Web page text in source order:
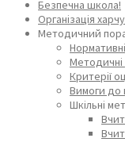
Безпечна школа!
Організація
Методичний
Методичні
Критерії
Вимоги до
Шкільні